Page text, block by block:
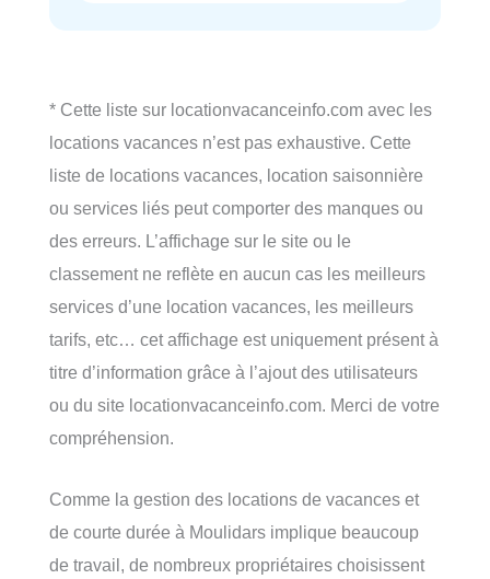
* Cette liste sur locationvacanceinfo.com avec les
locations vacances n’est pas exhaustive. Cette
liste de locations vacances, location saisonnière
ou services liés peut comporter des manques ou
des erreurs. L’affichage sur le site ou le
classement ne reflète en aucun cas les meilleurs
services d’une location vacances, les meilleurs
tarifs, etc… cet affichage est uniquement présent à
titre d’information grâce à l’ajout des utilisateurs
ou du site locationvacanceinfo.com. Merci de votre
compréhension.
Comme la gestion des locations de vacances et
de courte durée à Moulidars implique beaucoup
de travail, de nombreux propriétaires choisissent